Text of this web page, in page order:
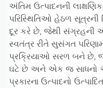
અંતિમ ઉત્પાદનની
પરિસ્થિતિઓ હેઠળ સૂત્રની
દૂર કરે છે, જેથી સંગ્રહની
સ્વતંત્ર રીતે સુસંગત
પ્રક્રિયાઓ સરળ બને છે,
ઘટે છે અને એક જ સાધનો
પ્રકારના ઉત્પાદનો